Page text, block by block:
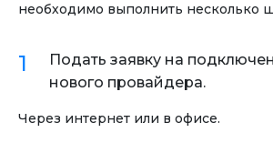
необходимо выполнить несколько
Подать заявку на
нового провайдера.
Через интернет или в офисе.